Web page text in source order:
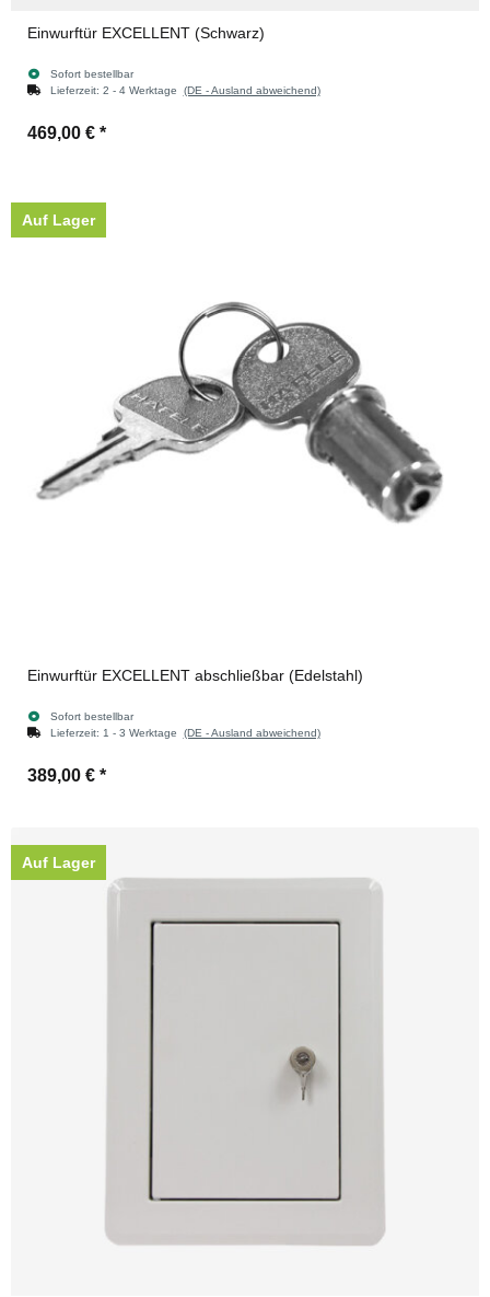
Einwurftür EXCELLENT (Schwarz)
Sofort bestellbar
Lieferzeit: 2 - 4 Werktage (DE - Ausland abweichend)
469,00 € *
Auf Lager
Einwurftür EXCELLENT abschließbar (Edelstahl)
Sofort bestellbar
Lieferzeit: 1 - 3 Werktage (DE - Ausland abweichend)
389,00 € *
Auf Lager